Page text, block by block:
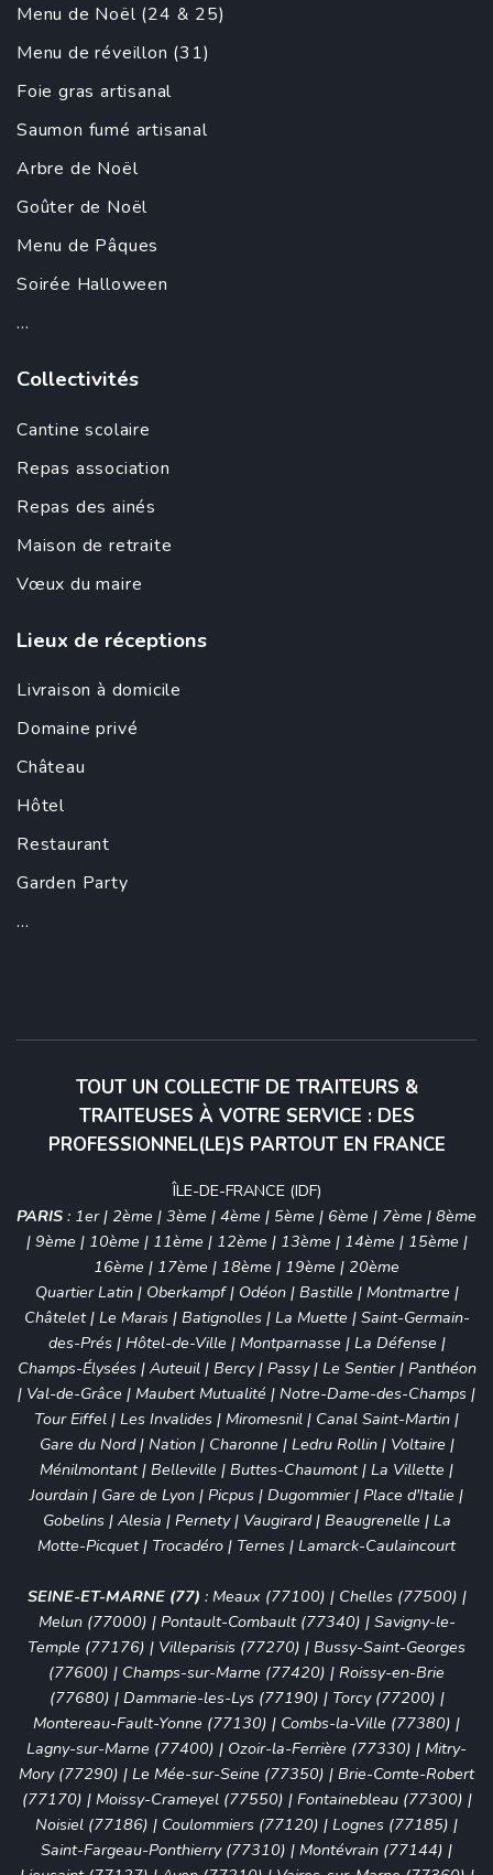
Menu de Noël (24 & 25)
Menu de réveillon (31)
Foie gras artisanal
Saumon fumé artisanal
Arbre de Noël
Goûter de Noël
Menu de Pâques
Soirée Halloween
...
Collectivités
Cantine scolaire
Repas association
Repas des ainés
Maison de retraite
Vœux du maire
Lieux de réceptions
Livraison à domicile
Domaine privé
Château
Hôtel
Restaurant
Garden Party
...
TOUT UN COLLECTIF DE TRAITEURS &
TRAITEUSES À VOTRE SERVICE : DES
PROFESSIONNEL(LE)S PARTOUT EN FRANCE
ÎLE-DE-FRANCE (IDF)
PARIS : 1er| 2ème | 3ème | 4ème | 5ème | 6ème | 7ème | 8ème
| 9ème | 10ème | 11ème | 12ème | 13ème | 14ème | 15ème |
16ème | 17ème | 18ème | 19ème | 20ème
Quartier Latin| Oberkampf| Odéon| Bastille | Montmartre |
Châtelet| Le Marais| Batignolles| La Muette | Saint-Germain-
des-Prés| Hôtel-de-Ville | Montparnasse | La Défense |
Champs-Élysées| Auteuil| Bercy| Passy| Le Sentier| Panthéon
| Val-de-Grâce | Maubert Mutualité | Notre-Dame-des-Champs |
Tour Eiffel | Les Invalides | Miromesnil | Canal Saint-Martin |
Gare du Nord| Nation| Charonne | Ledru Rollin| Voltaire |
Ménilmontant| Belleville | Buttes-Chaumont| La Villette |
Jourdain | Gare de Lyon | Picpus | Dugommier| Place d'Italie |
Gobelins| Alesia | Pernety| Vaugirard| Beaugrenelle | La
Motte-Picquet| Trocadéro | Ternes | Lamarck-Caulaincourt
SEINE-ET-MARNE (77) : Meaux (77100) | Chelles (77500) |
Melun (77000) | Pontault-Combault (77340) | Savigny-le-
Temple (77176) | Villeparisis (77270) | Bussy-Saint-Georges
(77600) | Champs-sur-Marne (77420) | Roissy-en-Brie
(77680) | Dammarie-les-Lys (77190) | Torcy (77200) |
Montereau-Fault-Yonne (77130) | Combs-la-Ville (77380) |
Lagny-sur-Marne (77400) | Ozoir-la-Ferrière (77330) | Mitry-
Mory (77290) | Le Mée-sur-Seine (77350) | Brie-Comte-Robert
(77170) | Moissy-Crameyel (77550) | Fontainebleau (77300) |
Noisiel (77186) | Coulommiers (77120) | Lognes (77185) |
Saint-Fargeau-Ponthierry (77310) | Montévrain (77144) |